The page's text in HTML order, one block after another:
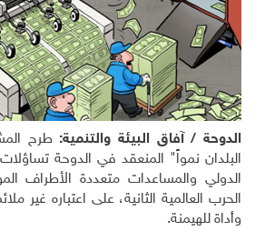
الدوحة / آفاق البيئة والتنمية: طرح
البلدان نمواً" المنعقد في الدوحة
الدولي والمساعدات متعددة الأطراف
الحرب العالمية الثانية، على اعتباره غير
وأداة للهيمنة.